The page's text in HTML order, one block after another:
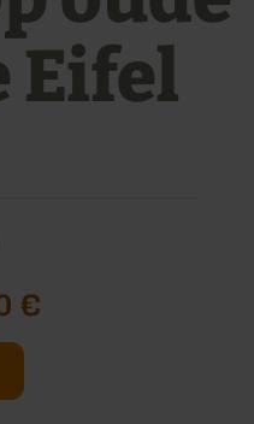
Eifel
€